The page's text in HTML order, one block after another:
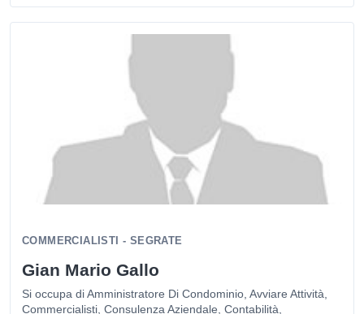
COMMERCIALISTI - SEGRATE
Gian Mario Gallo
Si occupa di Amministratore Di Condominio, Avviare Attività,
Commercialisti, Consulenza Aziendale, Contabilità,